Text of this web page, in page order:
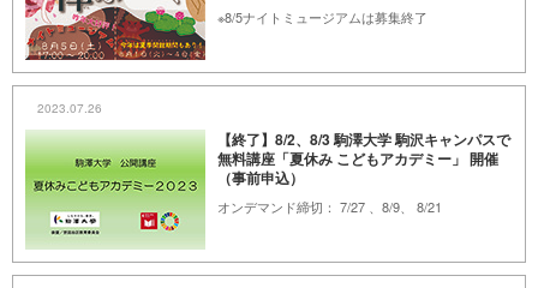
※8/5ナイトミュージアムは募集終了
2023.07.26
【終了】8/2、8/3 駒澤大学 駒沢キャンパスで
無料講座「夏休み こどもアカデミー」 開催
（事前申込）
オンデマンド締切： 7/27 、8/9、 8/21